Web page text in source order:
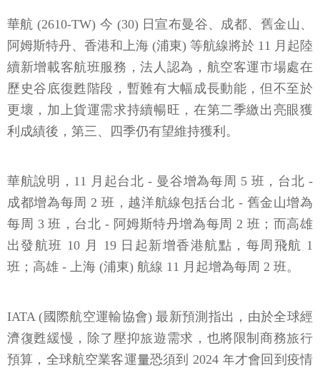
華航 (2610-TW) 今 (30) 日宣布曼谷、成都、舊金山、
阿姆斯特丹、香港和上海 (浦東) 等航線將於 11 月起陸
續新增載客航班服務，法人認為，航空客運市場處在
歷史谷底復甦階段，暫難有大幅成長動能，但不至於
更壞，加上貨運需求持續暢旺，在第二季繳出亮眼獲
利成績後，第三、四季仍有望維持獲利。
華航說明，11 月起台北 - 曼谷增為每周 5 班，台北 -
成都增為每周 2 班，越洋航線包括台北 - 舊金山增為
每周 3 班，台北 - 阿姆斯特丹增為每周 2 班；而高雄
出發航班 10 月 19 日起新增香港航點，每周飛航 1
班；高雄 - 上海 (浦東) 航線 11 月起增為每周 2 班。
IATA (國際航空運輸協會) 最新預測指出，由於全球經
濟復甦緩慢，除了壓抑旅遊需求，也將限制商務旅行
預算，全球航空業客運量恐須到 2024 年才會回到疫情